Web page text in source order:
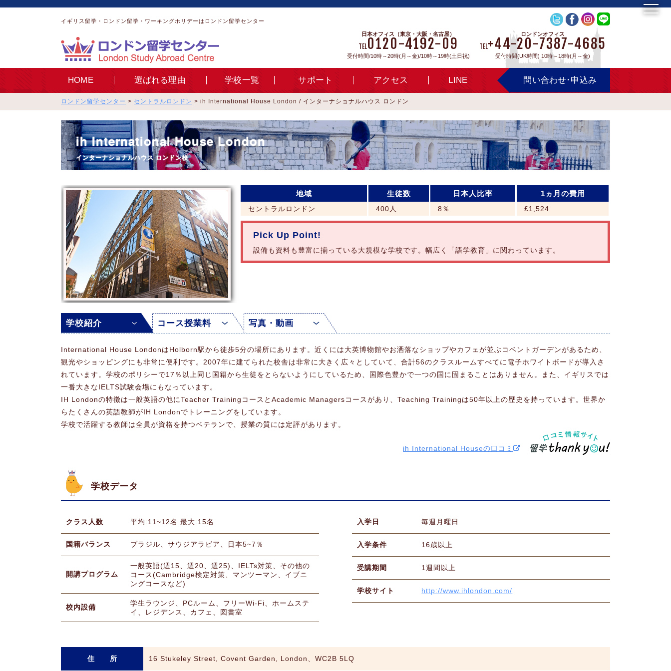
イギリス留学・ロンドン留学・ワーキングホリデーはロンドン留学センター
日本オフィス（東京・大阪・名古屋）
TEL0120-4192-09
受付時間/10時～20時(月～金)/10時～19時(土日祝)
ロンドンオフィス
TEL+44-20-7387-4685
受付時間(UK時間) 10時～18時(月～金)
HOME 選ばれる理由 学校一覧 サポート アクセス LINE 問い合わせ･申込み
ロンドン留学センター > セントラルロンドン > ih International House London / インターナショナルハウス ロンドン
ih International House London
インターナショナルハウス ロンドン校
地域 生徒数 日本人比率 1ヵ月の費用
セントラルロンドン 400人 8％ £1,524
Pick Up Point!
設備も資料も豊富に揃っている大規模な学校です。幅広く「語学教育」に関わっています。
学校紹介 コース授業料 写真・動画
International House LondonはHolborn駅から徒歩5分の場所にあります。近くには大英博物館やお洒落なショップやカフェが並ぶコベントガーデンがあるため、
観光やショッピングにも非常に便利です。2007年に建てられた校舎は非常に大きく広々としていて、合計56のクラスルームすべてに電子ホワイトボードが導入さ
れています。学校のポリシーで17％以上同じ国籍から生徒をとらないようにしているため、国際色豊かで一つの国に固まることはありません。また、イギリスでは
一番大きなIELTS試験会場にもなっています。
IH Londonの特徴は一般英語の他にTeacher TrainingコースとAcademic Managersコースがあり、Teaching Trainingは50年以上の歴史を持っています。世界か
らたくさんの英語教師がIH Londonでトレーニングをしています。
学校で活躍する教師は全員が資格を持つベテランで、授業の質には定評があります。
ih International Houseの口コミ
学校データ
クラス人数 平均:11~12名 最大:15名
国籍バランス ブラジル、サウジアラビア、日本5~7％
開講プログラム
一般英語(週15、週20、週25)、IELTs対策、その他の
コース(Cambridge検定対策、マンツーマン、イブニ
ングコースなど)
校内設備
学生ラウンジ、PCルーム、フリーWi-Fi、ホームステ
イ、レジデンス、カフェ、図書室
入学日 毎週月曜日
入学条件 16歳以上
受講期間 1週間以上
学校サイト http://www.ihlondon.com/
住 所 16 Stukeley Street, Covent Garden, London、WC2B 5LQ